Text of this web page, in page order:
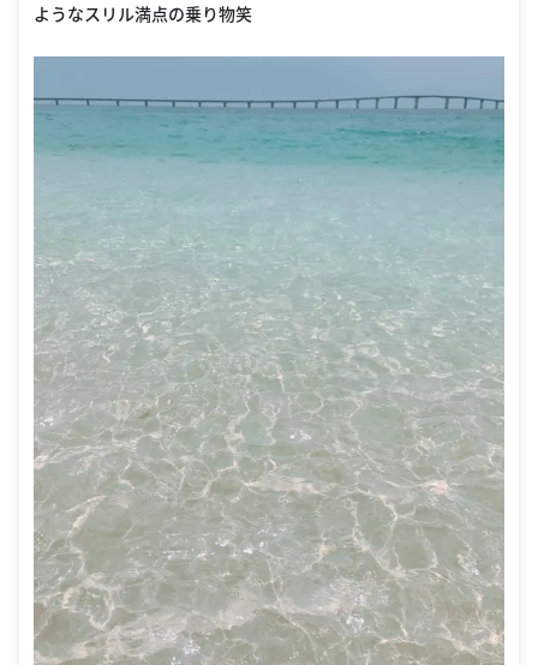
ようなスリル満点の乗り物笑